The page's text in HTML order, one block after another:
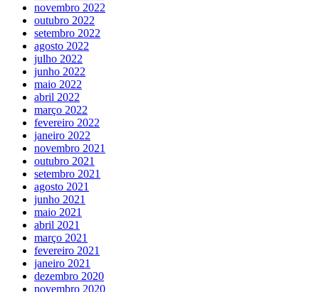
novembro 2022
outubro 2022
setembro 2022
agosto 2022
julho 2022
junho 2022
maio 2022
abril 2022
março 2022
fevereiro 2022
janeiro 2022
novembro 2021
outubro 2021
setembro 2021
agosto 2021
junho 2021
maio 2021
abril 2021
março 2021
fevereiro 2021
janeiro 2021
dezembro 2020
novembro 2020